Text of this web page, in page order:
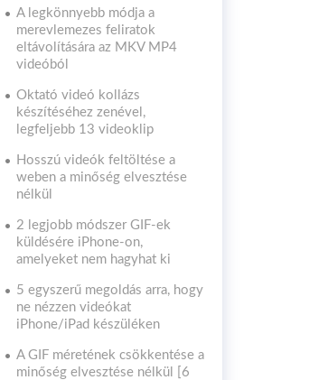
A legkönnyebb módja a
merevlemezes feliratok
eltávolítására az MKV MP4
videóból
Oktató videó kollázs
készítéséhez zenével,
legfeljebb 13 videoklip
Hosszú videók feltöltése a
weben a minőség elvesztése
nélkül
2 legjobb módszer GIF-ek
küldésére iPhone-on,
amelyeket nem hagyhat ki
5 egyszerű megoldás arra, hogy
ne nézzen videókat
iPhone/iPad készüléken
A GIF méretének csökkentése a
minőség elvesztése nélkül [6